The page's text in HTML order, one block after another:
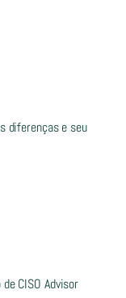
diferenças e seu
CISO Advisor